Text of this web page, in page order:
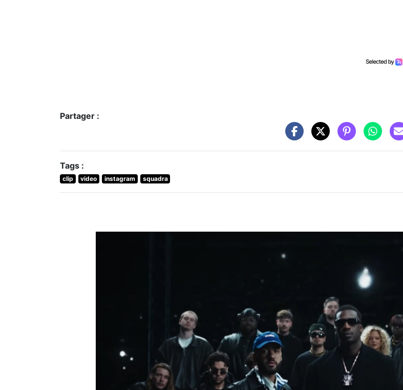
Partager :
Tags :
clip video instagram squadra